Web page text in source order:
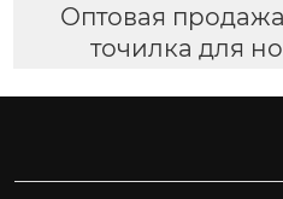
Оптовая
точилка для